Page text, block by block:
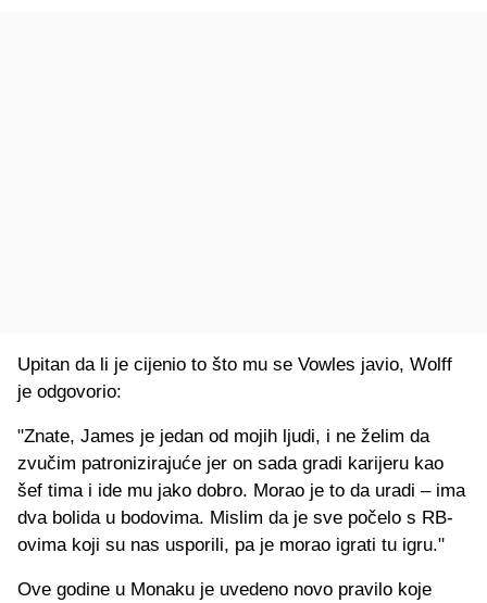
Upitan da li je cijenio to što mu se Vowles javio, Wolff
je odgovorio:
"Znate, James je jedan od mojih ljudi, i ne želim da
zvučim patronizirajuće jer on sada gradi karijeru kao
šef tima i ide mu jako dobro. Morao je to da uradi – ima
dva bolida u bodovima. Mislim da je sve počelo s RB-
ovima koji su nas usporili, pa je morao igrati tu igru."
Ove godine u Monaku je uvedeno novo pravilo koje